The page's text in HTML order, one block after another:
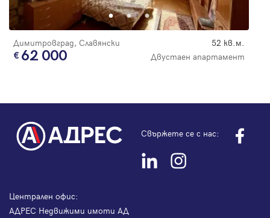
Димитровград, Славянски 52 кв.м.
62 000 Двустаен апартамент
Свържете се с нас:
Централен офис:
АДРЕС Недвижими имоти АД